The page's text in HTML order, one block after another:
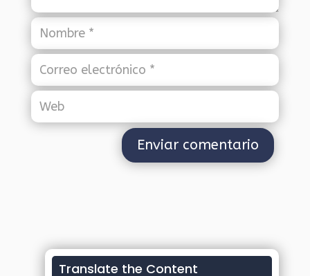
Translate the Content